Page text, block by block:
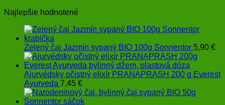
4,30 €
Najlepšie hodnotené
Zelený čaj Jazmín sypaný BIO 100g Sonnentor 5,90 €
Ajurvédsky očistný elixír PRANAPRASH 200 g Everest
Ayurveda 7,45 €